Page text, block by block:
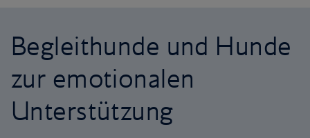
Begleithunde und Hunde
zur emotionalen
Unterstützung